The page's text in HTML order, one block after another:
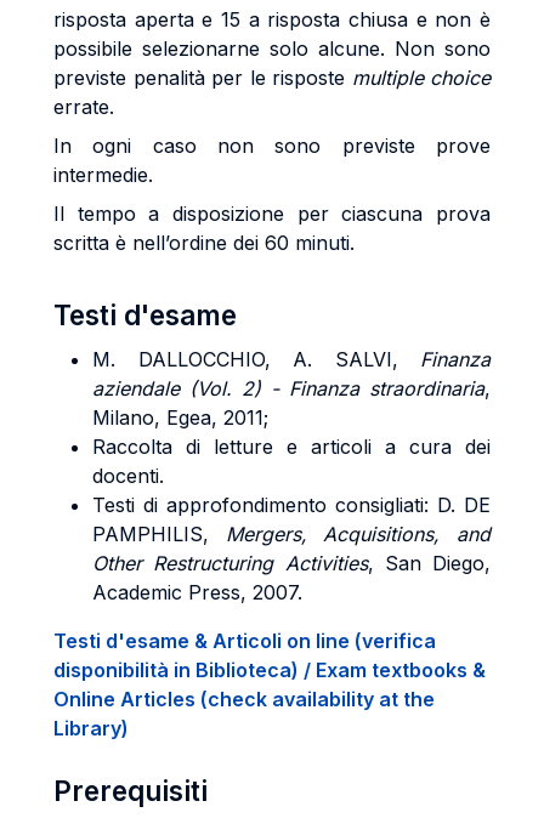
risposta aperta e 15 a risposta chiusa e non è
possibile selezionarne solo alcune. Non sono
previste penalità per le risposte multiple choice
errate.
In ogni caso non sono previste prove
intermedie.
Il tempo a disposizione per ciascuna prova
scritta è nell’ordine dei 60 minuti.
Testi d'esame
M. DALLOCCHIO, A. SALVI, Finanza
aziendale (Vol. 2) - Finanza straordinaria,
Milano, Egea, 2011;
Raccolta di letture e articoli a cura dei
docenti.
Testi di approfondimento consigliati: D. DE
PAMPHILIS, Mergers, Acquisitions, and
Other Restructuring Activities, San Diego,
Academic Press, 2007.
Testi d'esame & Articoli on line (verifica
disponibilità in Biblioteca) / Exam textbooks &
Online Articles (check availability at the
Library)
Prerequisiti